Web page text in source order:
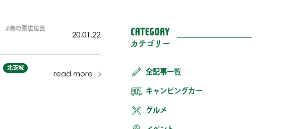
全記事一覧
キャンピングカー
グルメ
海の露店風呂
20.01.22
北茨城
read more